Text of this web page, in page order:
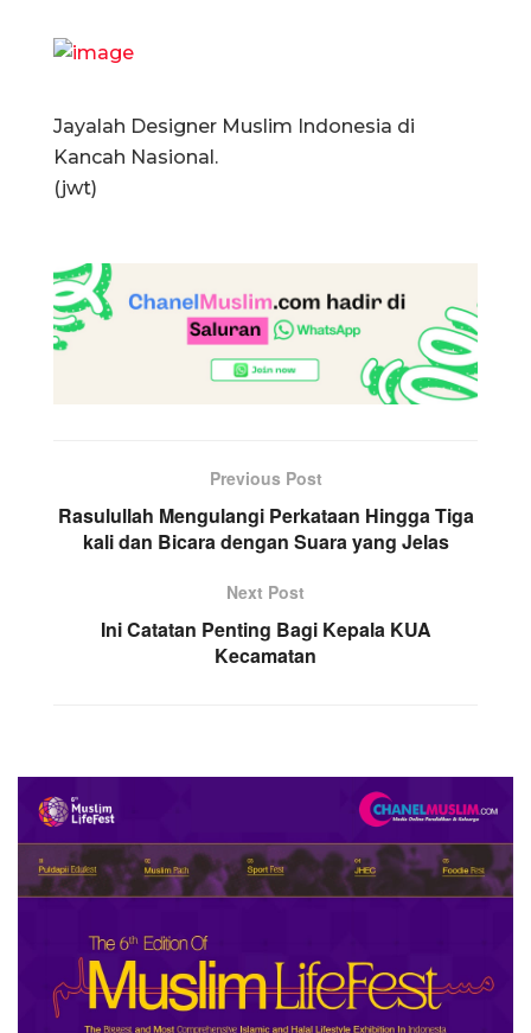
Jayalah Designer Muslim Indonesia di
Kancah Nasional.
(jwt)
Previous Post
Rasulullah Mengulangi Perkataan Hingga Tiga
kali dan Bicara dengan Suara yang Jelas
Next Post
Ini Catatan Penting Bagi Kepala KUA
Kecamatan